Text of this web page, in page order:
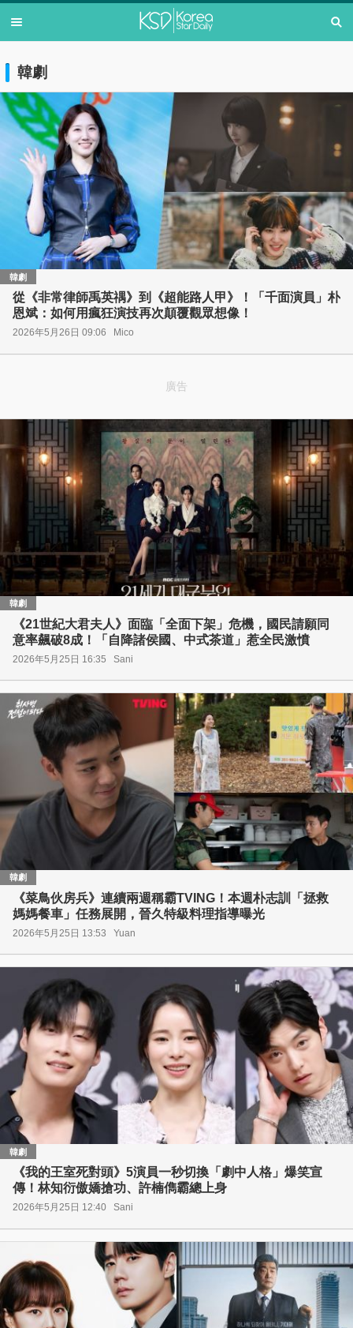
韓劇
韓劇
從《非常律師禹英禑》到《超能路人甲》！「千面演員」朴
恩斌：如何用瘋狂演技再次顛覆觀眾想像！
2026年5月26日 09:06 Mico
廣告
韓劇
《21世紀大君夫人》面臨「全面下架」危機，國民請願同
意率飆破8成！「自降諸侯國、中式茶道」惹全民激憤
2026年5月25日 16:35 Sani
韓劇
《菜鳥伙房兵》連續兩週稱霸TVING！本週朴志訓「拯救
媽媽餐車」任務展開，晉久特級料理指導曝光
2026年5月25日 13:53 Yuan
韓劇
《我的王室死對頭》5演員一秒切換「劇中人格」爆笑宣
傳！林知衍傲嬌搶功、許楠儁霸總上身
2026年5月25日 12:40 Sani